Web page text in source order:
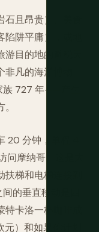
且昂贵）、美食
阱平庸），或地
目的地的避税天
凡的海洋博物
727 年——产生
20 分钟，单程 4
摩纳哥。这是大
梯和电梯连接到
的垂直移动是四
卡洛一杯咖啡成
）和如果你计划